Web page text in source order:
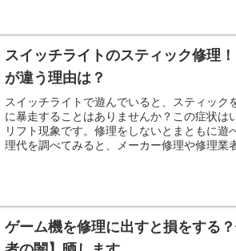
スイッチライトのスティック修理
が違う理由は？
スイッチライトで遊んでいると、スティック
に暴走することはありませんか？この症状は
リフト現象です。修理をしないとまともに遊
理代を調べてみると、メーカー修理や修理業
ゲーム機を修理に出すと損をする